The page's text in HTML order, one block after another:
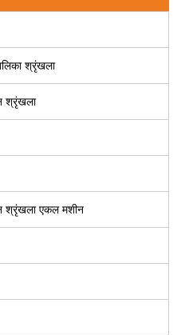
श्रृंखला
श्रृंखला
श्रृंखला एकल मशीन